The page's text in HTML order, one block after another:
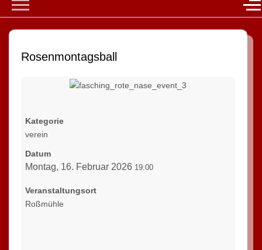
Mobile Menu Toggle
Rosenmontagsball
Kategorie
verein
Datum
Montag, 16. Februar 2026 19:00
Veranstaltungsort
Roßmühle